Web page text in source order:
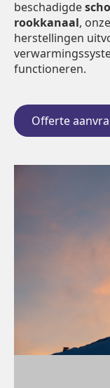
beschadigde
rookkanaal,
herstellingen
functioneren.
Offerte